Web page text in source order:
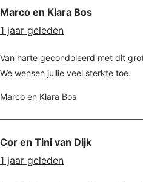
Marco en Klara Bos
1 jaar geleden
Van harte gecondoleerd met dit
We wensen jullie veel sterkte toe.
Marco en Klara Bos
Cor en Tini van Dijk
1 jaar geleden